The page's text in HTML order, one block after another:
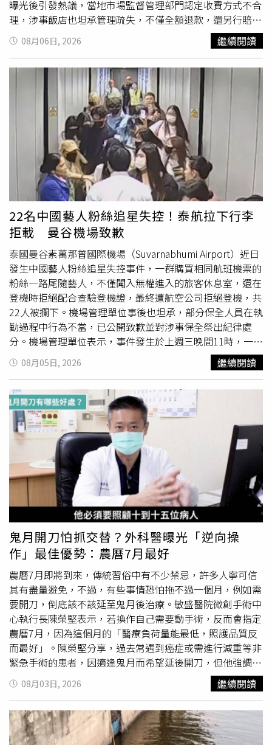
曝光後引發熱議，當地市場監督管理部門認定收費方式不合
理，涉事飯店也坦承管理疏失，不僅全額退款，還另行賠償
人民幣1000元（約新台幣4200元）。涉事飯店事後承認管
理疏失，不僅退還150元人民幣住宿費，也額外賠償1000元
人民幣。（圖／翻攝自錢江晚報）綜合《重慶晨報》等陸媒
報導，王先生一行人7月27日晚間11時許，歷經長途車程後
抵達新疆伊犁哈薩克自治州伊寧市的伊美臻選酒店，原本期
待好好休息，卻碰上暑假旅遊旺季，飯店僅剩一間每晚人民
幣300元（約新台幣1260元）的大床房，無法安排所有同行
旅客入住。考量時間已晚，王先生先辦理入住，其餘兩名同
行女子則打算另尋住宿。一行人吃完宵夜時已接近凌晨1
時，再四處詢問附近旅館與民宿後，發現周邊房源早已全部
客滿。為了不影響隔天行程，兩名女子最後決定留在自己的
車內將就一晚。王先生表示，當時大家都認為只是暫時應
急，「先撐過一晚，隔天再想辦法」。隔天上午，飯店一名
管理人員協助王先生一行10人轉往親戚經營的另一間旅館入
住，但由於房間仍不足，其中一名女子再次主動選擇睡在車
內，因此兩天合計共有3人次在自己的車上過夜。直到7月
29日辦理退房時，一張帳單卻讓王先生當場傻眼。除了正常
房費外，櫃檯竟另外列出「車上住宿費」，並以每人每晚人
民幣50元（約新台幣210元）計算，第一晚兩人、第二晚一
人，共收取人民幣150元（約新台幣630元）。王姓男子質
疑，車輛、油錢及停車費皆自行負擔，飯店卻另外收取住宿
費，讓他直呼難以接受。（圖／翻攝自錢江晚報）王先生表
示，自己當場完全無法理解，「車是我們自己的、油是我們
加的、停車費也照付，怎麼睡自己的車還要付住宿費？」他
認為這筆費用毫無依據，也從未聽過有飯店會向未入住客
房、僅睡在自己車上的旅客收費。更令他不滿的是，當他要
求飯店開立正式發票時，業者一度拒絕，直到警方到場協調
後才同意開立，但發票上的項目竟仍標示為「車上住宿
費」，讓他與同行友人更加無法接受。王先生坦言，自己已
50多歲，還是第一次遇到如此離譜的收費方式，因此在離開
飯店後向12315消費者申訴專線提出檢舉，希望相關單位介
入調查，也讓事件逐漸受到外界關注。事件曝光後，當地媒
體也向伊美臻選酒店查證，飯店工作人員表示，基於安全考
量，原則上並不允許旅客在車內過夜；至於「車上住宿費」
的收費依據，則稱自己並不清楚，表示當時飯店營運是由值
班管理人員負責，無法進一步說明。由於王先生已向12315
提出申訴，伊寧市市場監督管理局接獲投訴後也立即介入調
查。承辦人員證實，案件內容與旅客反映情況相符，並要求
飯店正視服務爭議、盡快與消費者協調處理。市場監管部門
指出，這類案件相當少見，也是首次遇到類似情況。即使同
行旅客沒有入住客房，業者仍應提供必要協助與尊重，而非
以其他名目另外收費，因此認為「車上住宿費」的收費方式
並不合理。據了解，8月4日下午，市場監管局先致電王先
生，表示將協助處理此案，隨後又再次回訪了解協商進度，
希望雙方盡快達成共識。不久後，自稱是飯店負責人的馬姓
女子主動聯繫王先生，透過電話及通訊軟體向他表達歉意。
她表示，飯店開業還不到一年，營運經驗不足，事發期間自
己因外出辦事，暫時將飯店交由其他人管理，沒想到因此發
生爭議事件，得知後感到十分愧疚，也坦承此次事件屬於管
08月06日, 2026 繼續閱讀
22名中國藝人粉絲追星失控！泰航拉下行李
拒載 曼谷機場致歉
泰國曼谷素萬那普國際機場（Suvarnabhumi Airport）近日
發生中國藝人粉絲追星失控事件，一群購買相同航班機票的
粉絲一路尾隨藝人，不僅闖入無權進入的旅客休息室，還在
登機時拒絕配合查驗登機證，最終遭航空公司拒絕登機，共
22人被攔下。機場管理單位事後也坦承，部分保全人員在執
勤過程中行為不當，已公開致歉並對涉事保全祭出紀律處
分。機場管理單位表示，事件發生於上週三晚間11時，一名
中國籍藝人準備搭乘泰國國際航空（Thai Airways）TG674
的班機飛往北京，但官方未公布其身分。根據機場說明，這
群粉絲購買了相同航班的機票，並一路跟隨藝人，甚至闖入
無權進入的旅客休息室。泰航員工發現後立即請保全協助，
將粉絲帶離現場。然而，粉絲隨後又跟進候機室，當藝人走
上空橋準備登機時，粉絲為了更靠近偶像，拒絕接受查驗登
機證，並直接衝向登機口。航空公司人員因此關閉機艙門，
阻止這群尚未完成登機程序的粉絲進入機艙，並在保全協助
下將眾人帶回候機室。航空公司最後依據飛安規定及未遵守
航空公司規範，拒絕22名粉絲登機。機場表示航空公司認
為，若讓這群粉絲登機，恐會造成機艙秩序混亂，飛機起飛
後情況甚至可能失控。其中12名粉絲願意配合，同意卸下託
運行李，但另有10人對拒絕登機的決定感到不滿，並對現場
人員做出挑釁舉動，導致雙方在管制過程中發生衝突。機場
管理單位指出，保全執勤目的是維護旅客及航班安全，但也
坦承部分保全人員的處置方式不符合服務標準及機場規範，
因此已向外界致歉，並對涉事保全進行紀律處分。值得注意
的是，此事距離曼谷GMMTV粉絲活動保全爭議僅隔數日，
當時一段保全疑似粗暴對待中國女粉絲的影片引發熱議，
GMMTV一度公開道歉；但事後調查發現，該名女子涉嫌插
隊，且曾攻擊保全人員，GMMTV隨後也承認誤判事件，並
撤銷對保全的相關停職處分。
08月05日, 2026 繼續閱讀
鬼月開刀怕抓交替？外科醫曝光「逆向操
作」最佳優勢：農曆7月最好
農曆7月即將到來，傳統習俗中有不少禁忌，許多人寧可信
其有盡量避免，不過，有些事情恐怕拖不過一個月，例如需
要開刀，倒底該不該延至鬼月後治療。敏盛醫院微創手術中
心執行長陳榮堅表示，若換作自己需要動手術，反而會指定
農曆7月，因為這個月的「醫療負荷量能最低，照護品質反
而最好」。陳榮堅分享，過去常遇到癌症或需進行減重等非
緊急手術的患者，因適逢鬼月而希望延後開刀，但他強調，
決定醫療結果的關鍵在於「治療團隊的專業度」與「當下能
負荷的量能」，無論農曆7月還是12月，鬼神都是同時存在
的，不會因為特定月份就「只有神、不會有鬼」。鬼月開刀
怕抓交替？外科醫曝光「逆向操作」最佳優勢：農曆7月最
好。（示意圖／PIXABAY）以科學與實務角度來看，陳榮堅
08月03日, 2026 繼續閱讀